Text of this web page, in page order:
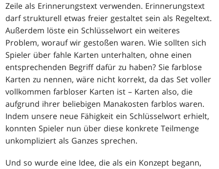
Zeile als Erinnerungstext verwenden. Erinnerungstext
darf strukturell etwas freier gestaltet sein als Regeltext.
Außerdem löste ein Schlüsselwort ein weiteres
Problem, worauf wir gestoßen waren. Wie sollten sich
Spieler über fahle Karten unterhalten, ohne einen
entsprechenden Begriff dafür zu haben? Sie farblose
Karten zu nennen, wäre nicht korrekt, da das Set voller
vollkommen farbloser Karten ist – Karten also, die
aufgrund ihrer beliebigen Manakosten farblos waren.
Indem unsere neue Fähigkeit ein Schlüsselwort erhielt,
konnten Spieler nun über diese konkrete Teilmenge
unkompliziert als Ganzes sprechen.
Und so wurde eine Idee, die als ein Konzept begann,